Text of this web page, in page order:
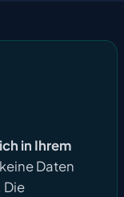
in Ihrem
Daten
Die